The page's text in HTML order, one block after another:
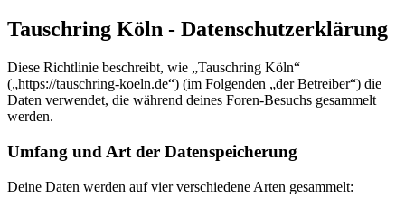
Tauschring Köln - Datenschutzerklärung
Diese Richtlinie beschreibt, wie „Tauschring Köln“
(„https://tauschring-koeln.de“) (im Folgenden „der Betreiber“) die
Daten verwendet, die während deines Foren-Besuchs gesammelt
werden.
Umfang und Art der Datenspeicherung
Deine Daten werden auf vier verschiedene Arten gesammelt: